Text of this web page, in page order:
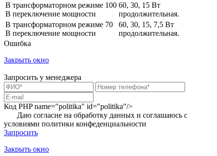
В трансформаторном режиме 100
В переключение мощности
60, 30, 15 Вт
продолжительная.
В трансформаторном режиме 70
В переключение мощности
60, 30, 15, 7,5 Вт
продолжительная.
Ошибка
Закрыть окно
Запросить у менеджера
Код PHPname="politika" id="politika"/>
Даю согласие на обработку данных и соглашаюсь с
условиями политики конфеденциальности
Запросить
Закрыть окно